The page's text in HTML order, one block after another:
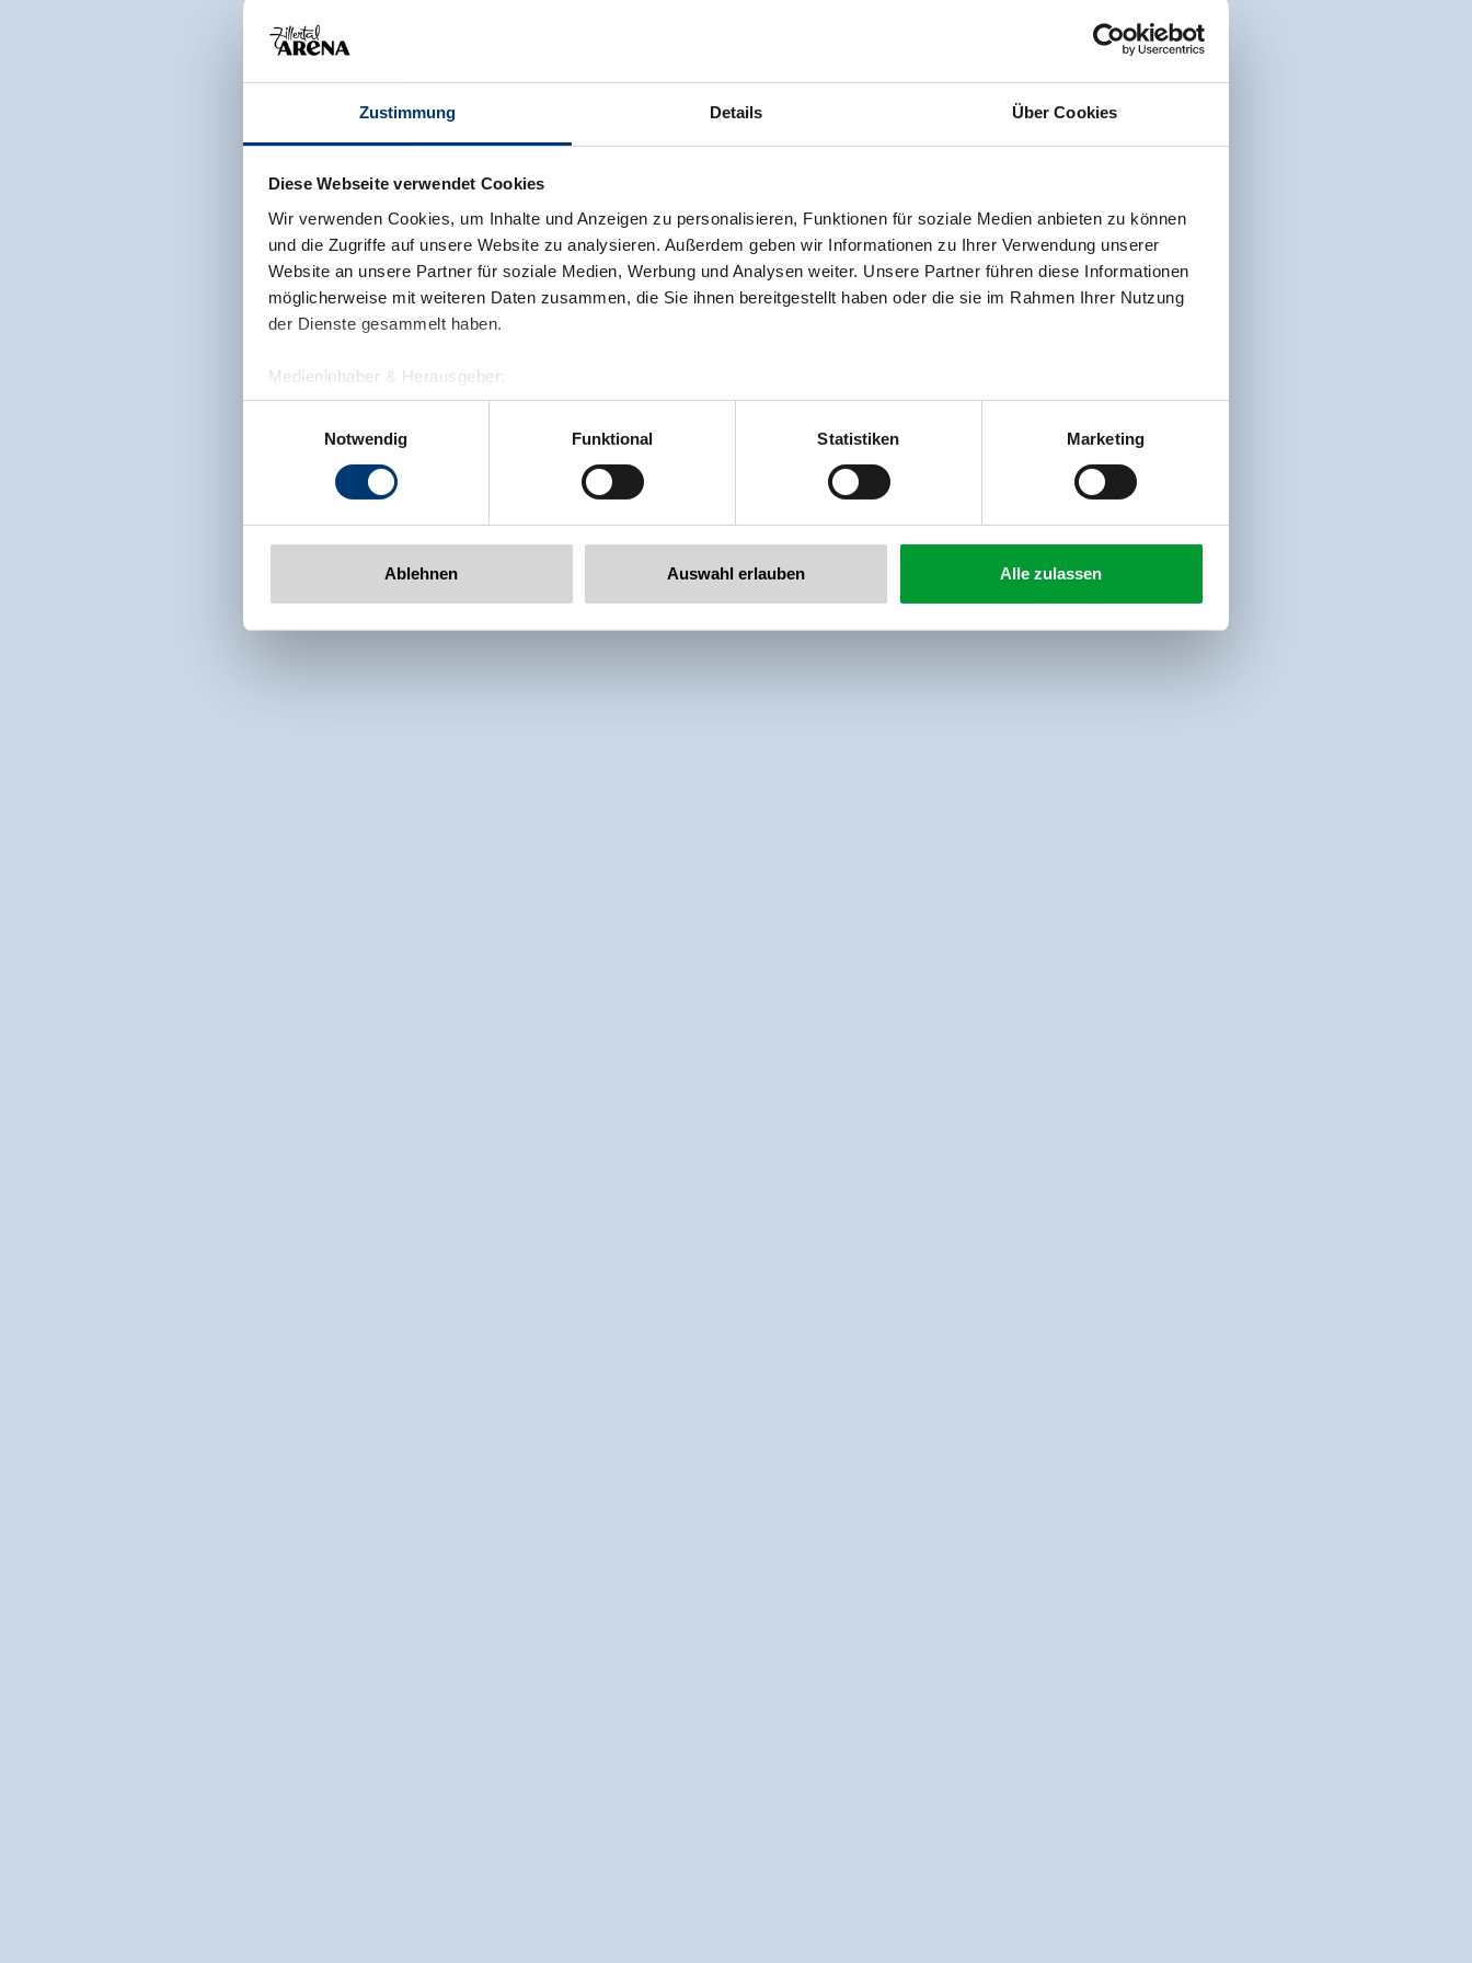
Zustimmung Details Über Cookies
Diese Webseite verwendet Cookies
Wir verwenden Cookies, um Inhalte und Anzeigen zu personalisieren, Funktionen für soziale Medien anbieten zu können
und die Zugriffe auf unsere Website zu analysieren. Außerdem geben wir Informationen zu Ihrer Verwendung unserer
Website an unsere Partner für soziale Medien, Werbung und Analysen weiter. Unsere Partner führen diese Informationen
möglicherweise mit weiteren Daten zusammen, die Sie ihnen bereitgestellt haben oder die sie im Rahmen Ihrer Nutzung
der Dienste gesammelt haben.
Medieninhaber & Herausgeber:
Zeller Bergbahnen Zillertal GmbH & Co KG
Rohr 23// A-6280 Zell am Ziller
www.zillertalarena.com
Notwendig
Funktional Statistiken Marketing
Ablehnen Auswahl erlauben Alle zulassen